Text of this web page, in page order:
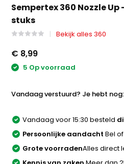
Sempertex 360 Nozzle Up
stuks
Bekijk alles 360
€ 8,99
5 Op voorraad
Vandaag verstuurd? Je hebt nog:
Vandaag voor 15:30 besteld
Persoonlijke aandacht Bel
Grote voorradenAlles direct